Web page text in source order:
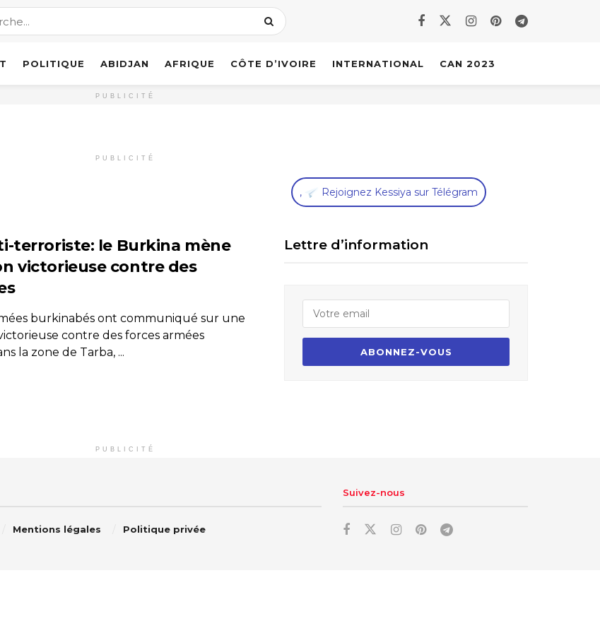
POLITIQUE ABIDJAN AFRIQUE CÔTE D’IVOIRE INTERNATIONAL CAN 2023
PUBLICITÉ
PUBLICITÉ
terroriste: le Burkina mène
victorieuse contre des
burkinabés ont communiqué sur une
contre des forces armées
la zone de Tarba, ...
, Rejoignez Kessiya sur Télégram
Lettre d’information
PUBLICITÉ
Mentions légales Politique privée
Suivez-nous